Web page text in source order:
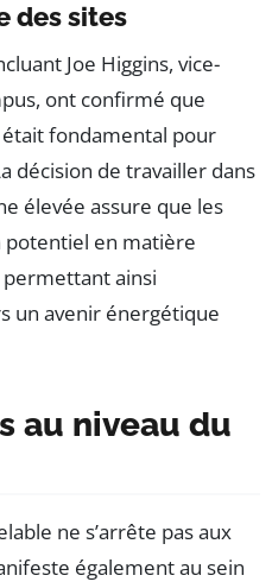
des sites
Joe Higgins, vice-
ont confirmé que
fondamental pour
décision de travailler dans
élevée assure que les
en matière
ainsi
un avenir énergétique
au niveau du
ne s’arrête pas aux
également au sein